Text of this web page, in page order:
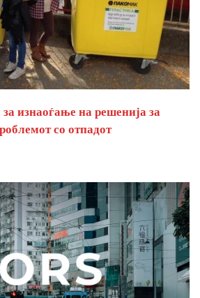
изнаоѓање на решенија за
со отпадот